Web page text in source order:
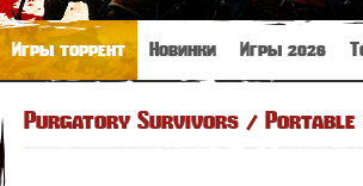
Игры торрент Новинки Игры 2026
Purgatory Survivors / Portable